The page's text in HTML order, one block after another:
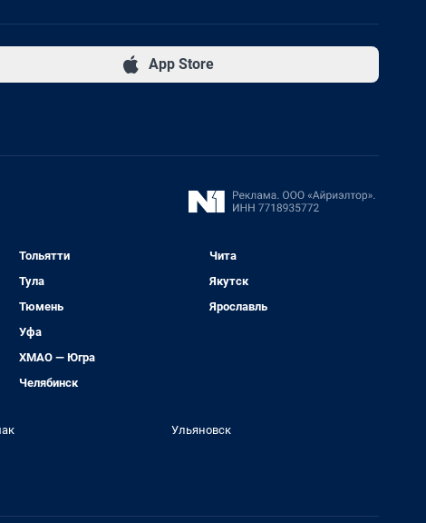
App Store
Тольятти
Тула
Тюмень
Уфа
ХМАО — Югра
Челябинск
Чита
Якутск
Ярославль
Ульяновск